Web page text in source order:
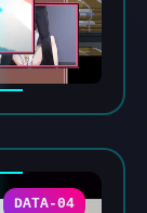
DATA-04